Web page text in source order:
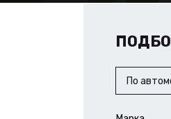
По